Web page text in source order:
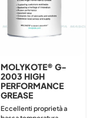
MOLYKOTE® G-
2003 HIGH
PERFORMANCE
GREASE
Eccellenti proprietà a